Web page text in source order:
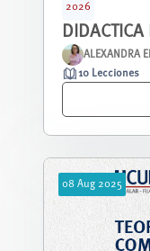
2026
ALEXANDRA
10 Lecciones
08 Aug 2025